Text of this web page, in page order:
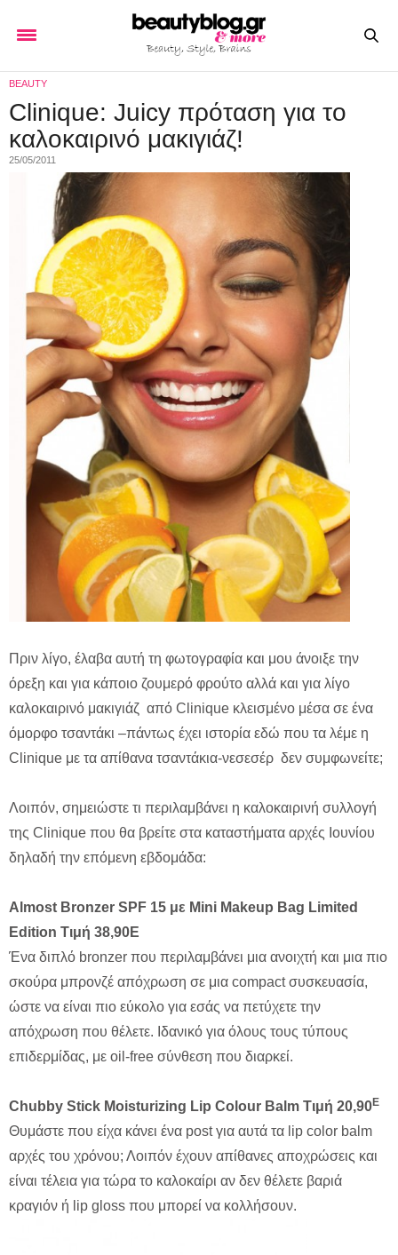
BEAUTY
Clinique: Juicy πρόταση για το
καλοκαιρινό μακιγιάζ!
25/05/2011
Πριν λίγο, έλαβα αυτή τη φωτογραφία και μου άνοιξε την
όρεξη και για κάποιο ζουμερό φρούτο αλλά και για λίγο
καλοκαιρινό μακιγιάζ από Clinique κλεισμένο μέσα σε ένα
όμορφο τσαντάκι –πάντως έχει ιστορία εδώ που τα λέμε η
Clinique με τα απίθανα τσαντάκια-νεσεσέρ δεν συμφωνείτε;
Λοιπόν, σημειώστε τι περιλαμβάνει η καλοκαιρινή συλλογή
της Clinique που θα βρείτε στα καταστήματα αρχές Ιουνίου
δηλαδή την επόμενη εβδομάδα:
Almost Bronzer SPF 15 με Mini Makeup Bag Limited
Edition Τιμή 38,90Ε
Ένα διπλό bronzer που περιλαμβάνει μια ανοιχτή και μια πιο
σκούρα μπρονζέ απόχρωση σε μια compact συσκευασία,
ώστε να είναι πιο εύκολο για εσάς να πετύχετε την
απόχρωση που θέλετε. Ιδανικό για όλους τους τύπους
επιδερμίδας, με oil-free σύνθεση που διαρκεί.
Chubby Stick Moisturizing Lip Colour Balm Τιμή 20,90Ε
Θυμάστε που είχα κάνει ένα post για αυτά τα lip color balm
αρχές του χρόνου; Λοιπόν έχουν απίθανες αποχρώσεις και
είναι τέλεια για τώρα το καλοκαίρι αν δεν θέλετε βαριά
κραγιόν ή lip gloss που μπορεί να κολλήσουν.